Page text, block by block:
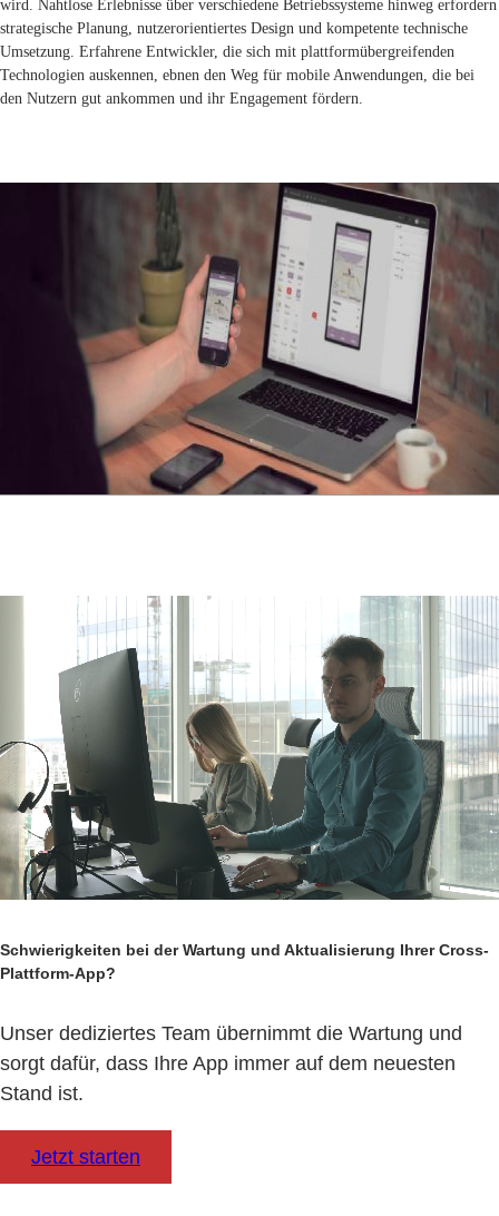
wird. Nahtlose Erlebnisse über verschiedene Betriebssysteme hinweg erfordern
strategische Planung, nutzerorientiertes Design und kompetente technische
Umsetzung. Erfahrene Entwickler, die sich mit plattformübergreifenden
Technologien auskennen, ebnen den Weg für mobile Anwendungen, die bei
den Nutzern gut ankommen und ihr Engagement fördern.
Schwierigkeiten bei der Wartung und Aktualisierung Ihrer Cross-
Plattform-App?
Unser dediziertes Team übernimmt die Wartung und
sorgt dafür, dass Ihre App immer auf dem neuesten
Stand ist.
Jetzt starten